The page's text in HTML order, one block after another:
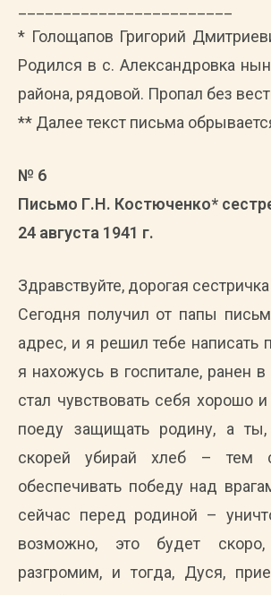
* Голощапов Григорий
Родился в с. Александровка
района, рядовой. Пропал без
** Далее текст письма
№ 6
Письмо Г.Н. Костюченко*
24 августа 1941 г.
Здравствуйте, дорогая
Сегодня получил от папы
адрес, и я решил тебе написать
я нахожусь в госпитале, ранен
стал чувствовать себя хорошо
поеду защищать родину, а ты,
скорей убирай хлеб – тем
обеспечивать победу над
сейчас перед родиной –
возможно, это будет
разгромим, и тогда, Дуся,